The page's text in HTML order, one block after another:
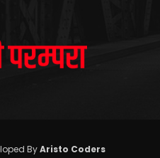
ByAristo Coders